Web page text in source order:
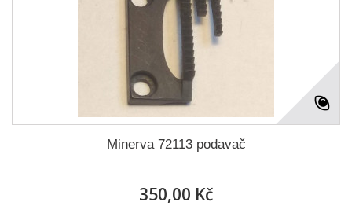
Minerva 72113 podavač
350,00 Kč